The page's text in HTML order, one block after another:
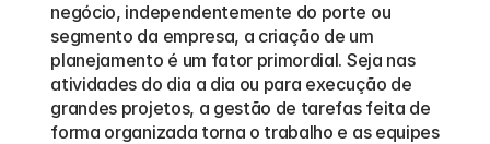
negócio, independentemente do porte ou
segmento da empresa, a criação de um
planejamento é um fator primordial. Seja nas
atividades do dia a dia ou para execução de
grandes projetos, a gestão de tarefas feita de
forma organizada torna o trabalho e as equipes